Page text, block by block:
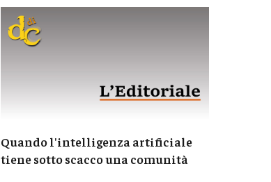
Quando l'intelligenza artificiale
tiene sotto scacco una comunità